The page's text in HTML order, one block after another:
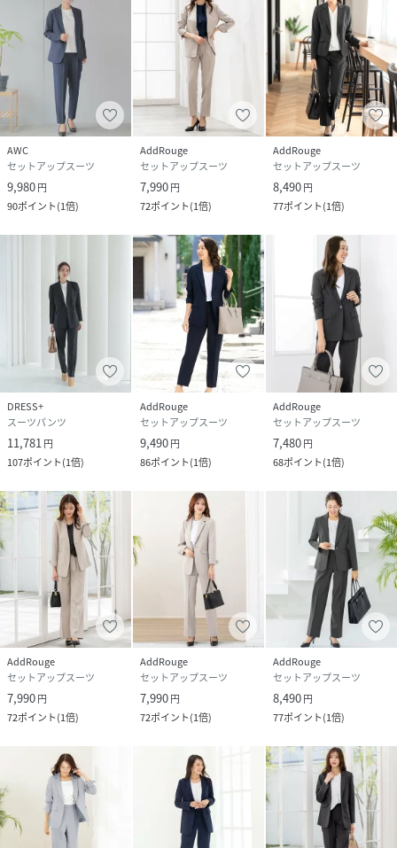
■■テーパードパンツ■■
・前ファスナー付き
・ベストループ付き
・タック入り
・フロントポケット付き
・後ろはストレッチ性の高いゴム仕様
※パンツは動きやすさを重視した裏地なしの仕様
■■カラー■■
ネイビー、ブラック、グレー、グレージュ
■■サイズ■■
5号、7号、9号、11号、13号、13号ABR、15号ABR、17号
ABR、19号ABR、21号ABR、23号ABR
■■検索ワード■■
ンツスーツビジネススーツリクルートスーツストレッチ大き
いサイズフォーマルスーツ通勤女性ネイビーかっこいい大学
生春夏秋冬20代30代40代50代60代おしゃれ面接
★ショップのお気に入り登録
ブランドのお得な情報を受取ることができます。
★商品のお気に入り登録
再入荷通知や、お得な情報を受け取ることができます。
モデル身長170cmバスト83cmウエスト58cmヒップ88cm着
用サイズ9号
性別タイプ
素材
【ジャケット】
表地：ポリエステル95%、ポリウレタン5％
裏地：ポリエステル100%
AWC
セットアップスーツ
9,980円
90ポイント(1倍)
AddRouge
セットアップスーツ
7,990円
72ポイント(1倍)
AddRouge
セットアップスーツ
8,490円
77ポイント(1倍)
DRESS+
スーツパンツ
11,781 円
107ポイント(1倍)
AddRouge
セットアップスーツ
9,490円
86ポイント(1倍)
AddRouge
セットアップスーツ
7,480円
68ポイント(1倍)
AddRouge
セットアップスーツ
7,990円
72ポイント(1倍)
AddRouge
セットアップスーツ
7,990円
72ポイント(1倍)
AddRouge
セットアップスーツ
8,490円
77ポイント(1倍)